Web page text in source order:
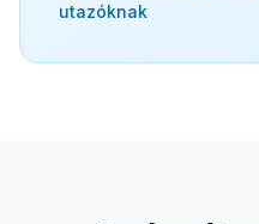
utazóknak